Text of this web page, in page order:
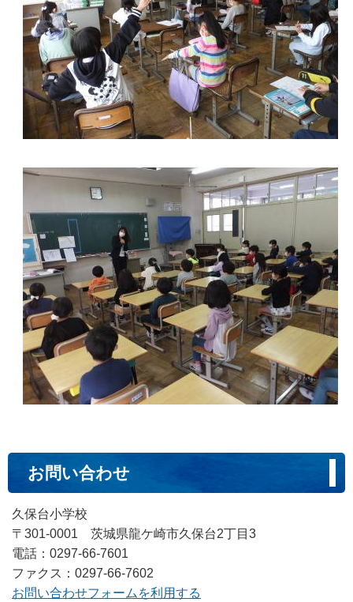
お問い合わせ
久保台小学校
〒301-0001 茨城県龍ケ崎市久保台2丁目3
電話：0297-66-7601
ファクス：0297-66-7602
お問い合わせフォームを利用する